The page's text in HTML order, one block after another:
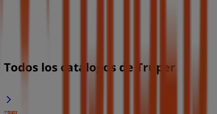
Todos los catálogos de Truper